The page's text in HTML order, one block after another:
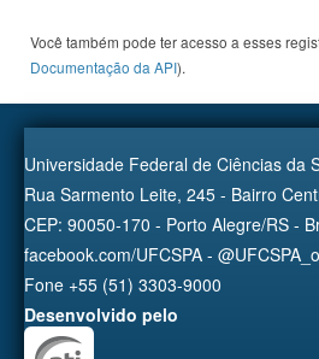
Você também pode ter acesso a esses
Documentação da API).
Universidade Federal de Ciências da
Rua Sarmento Leite, 245 - Bairro
CEP: 90050-170 - Porto Alegre/RS -
facebook.com/UFCSPA -
Fone +55 (51) 3303-9000
Desenvolvido pelo